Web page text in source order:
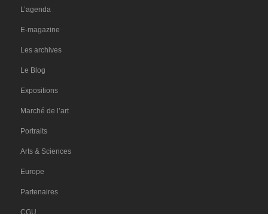
L’agenda
E-magazine
Les archives
Le Blog
Expositions
Marché de l’art
Portraits
Arts & Sciences
Europe
Partenaires